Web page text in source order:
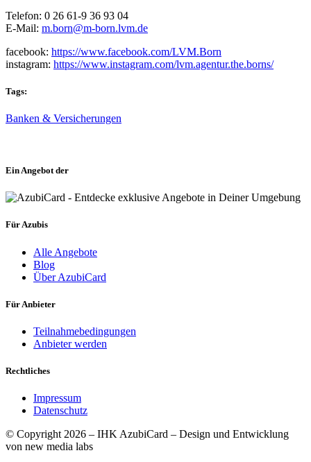
Telefon: 0 26 61-9 36 93 04
E-Mail: m.born@m-born.lvm.de
facebook: https://www.facebook.com/LVM.Born
instagram: https://www.instagram.com/lvm.agentur.the.borns/
Tags:
Banken & Versicherungen
Ein Angebot der
Für Azubis
Alle Angebote
Blog
Über AzubiCard
Für Anbieter
Teilnahmebedingungen
Anbieter werden
Rechtliches
Impressum
Datenschutz
© Copyright 2026 – IHK AzubiCard – Design und Entwicklung
von new media labs